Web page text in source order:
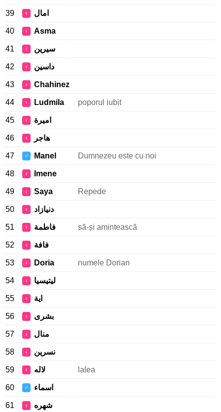
39 ♀ امال
40 ♀ Asma
41 ♀ سيرين
42 ♀ داسين
43 ♀ Chahinez
44 ♀ Ludmila poporul iubit
45 ♀ اميرة
46 ♀ هاجر
47 ♂ Manel Dumnezeu este cu noi
48 ♀ Imene
49 ♀ Saya Repede
50 ♀ دنيازاد
51 ♀ فاطمة să-și amintească
52 ♀ فافة
53 ♀ Doria numele Dorian
54 ♀ ليتيسيا
55 ♀ اية
56 ♀ بشرى
57 ♀ منال
58 ♀ نسرين
59 ♀ لاله lalea
60 ♂ اسماء
61 ♀ شهره